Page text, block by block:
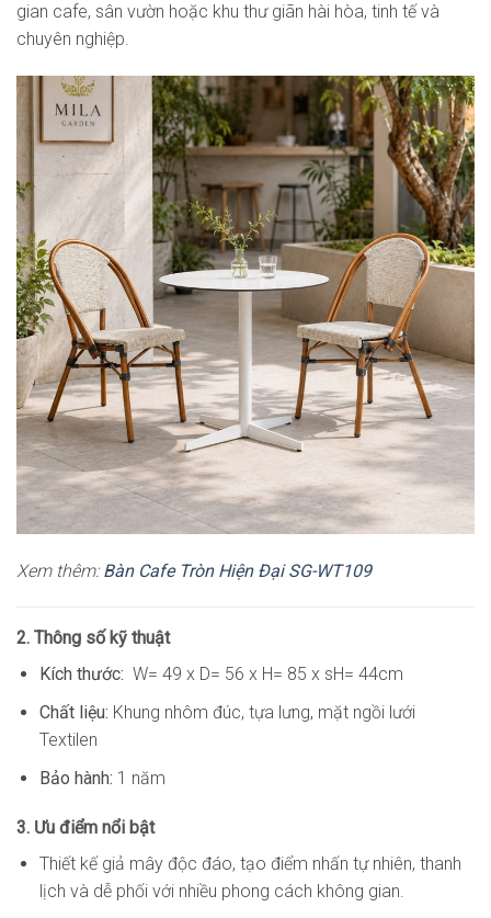
gian cafe, sân vườn hoặc khu thư giãn hài hòa, tinh tế và
chuyên nghiệp.
Xem thêm: Bàn Cafe Tròn Hiện Đại SG-WT109
2. Thông số kỹ thuật
Kích thước: W= 49 x D= 56 x H= 85 x sH= 44cm
Chất liệu: Khung nhôm đúc, tựa lưng, mặt ngồi lưới
Textilen
Bảo hành: 1 năm
3. Ưu điểm nổi bật
Thiết kế giả mây độc đáo, tạo điểm nhấn tự nhiên, thanh
lịch và dễ phối với nhiều phong cách không gian.